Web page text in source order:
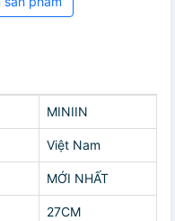
MINIIN
Việt Nam
MỚI NHẤT
27CM